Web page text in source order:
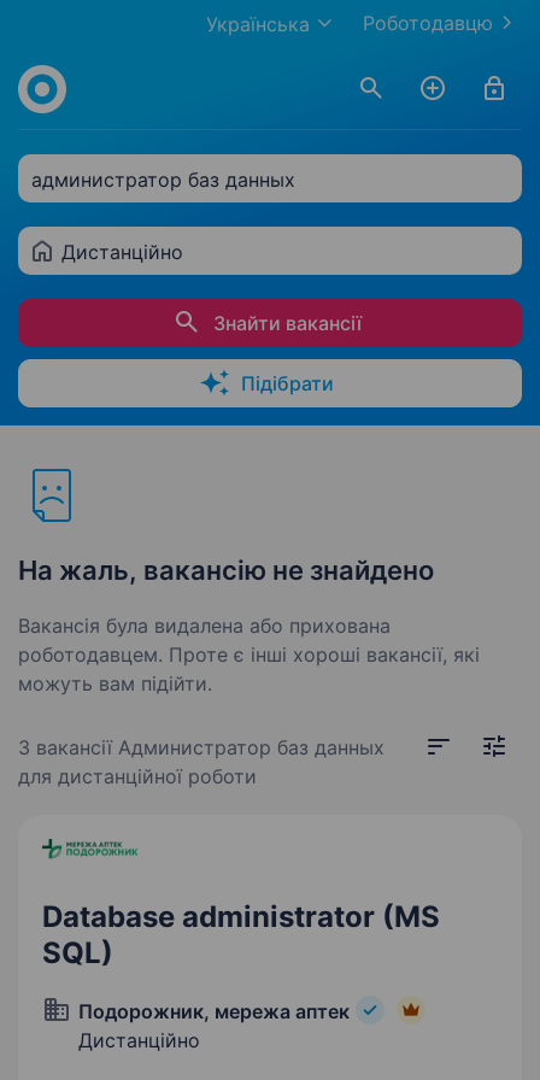
Роботодавцю
Українська
администратор баз данных
Дистанційно
Знайти вакансії
Підібрати
На жаль, вакансію не знайдено
Вакансія була видалена або прихована
роботодавцем. Проте є інші хороші вакансії, які
можуть вам підійти.
3 вакансії Администратор баз данных
для дистанційної роботи
Database administrator (MS
SQL)
Подорожник, мережа аптек
Дистанційно